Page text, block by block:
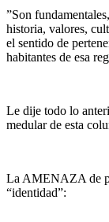
”Son
historia, valores,
el sentido de
habitantes de esa
Le dije todo lo
medular de esta
La AMENAZA de
“identidad”: